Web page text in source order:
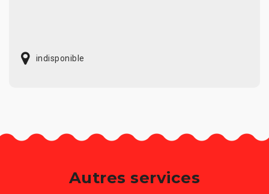
indisponible
Autres services